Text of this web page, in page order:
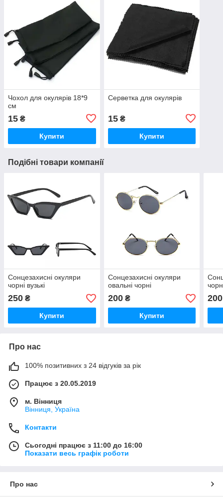
Чохол для окулярів 18*9
см
15 ₴
Купити
Серветка для окулярів
15₴
Купити
Подібні товари компанії
Сонцезахисні окуляри
чорні вузькі
250 ₴
Купити
Сонцезахисні окуляри
овальні чорні
200₴
Купити
200
Про нас
100% позитивних з 24 відгуків за рік
Працює з 20.05.2019
м. Вінниця
Вінниця, Україна
Контакти
Сьогодні працює з 11:00 до 16:00
Показати весь графік роботи
Про нас